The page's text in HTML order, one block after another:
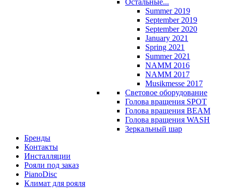
Остальные...
Summer 2019
September 2019
September 2020
January 2021
Spring 2021
Summer 2021
NAMM 2016
NAMM 2017
Musikmesse 2017
Световое оборудование
Голова вращения SPOT
Голова вращения BEAM
Голова вращения WASH
Зеркальный шар
Бренды
Контакты
Инсталляции
Рояли под заказ
PianoDisc
Климат для рояля